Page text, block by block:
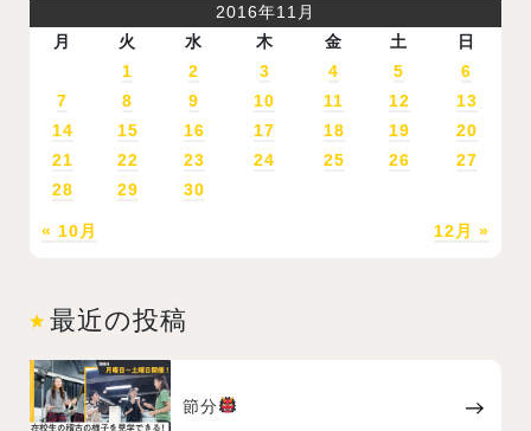
2016年11月
月
火 水 木 金 土 日
« 10月 12月 »
1 2 3 4 5
6
7
8 9 10 11 12
13
14
15 16 17 18 19
20
21
22 23 24 25 26
27
28
29 30
最近の投稿
節分